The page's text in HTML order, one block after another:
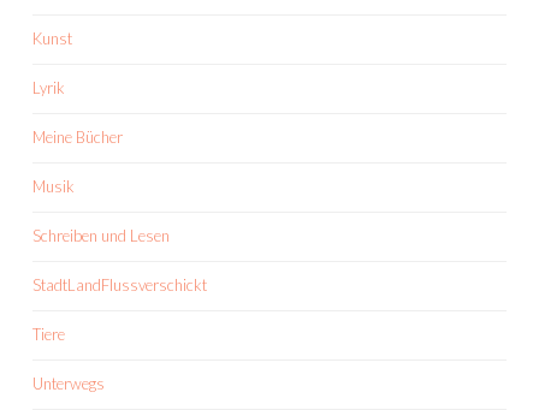
Kunst
Lyrik
Meine Bücher
Musik
Schreiben und Lesen
StadtLandFlussverschickt
Tiere
Unterwegs